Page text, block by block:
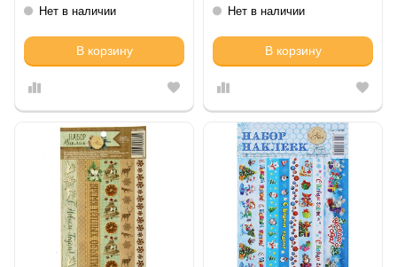
Нет в наличии
В корзину
Нет в наличии
В корзину